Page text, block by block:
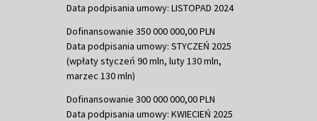
Data podpisania umowy: LISTOPAD 2024
Dofinansowanie 350 000 000,00 PLN
Data podpisania umowy: STYCZEŃ 2025
(wpłaty styczeń 90 mln, luty 130 mln,
marzec 130 mln)
Dofinansowanie 300 000 000,00 PLN
Data podpisania umowy: KWIECIEŃ 2025